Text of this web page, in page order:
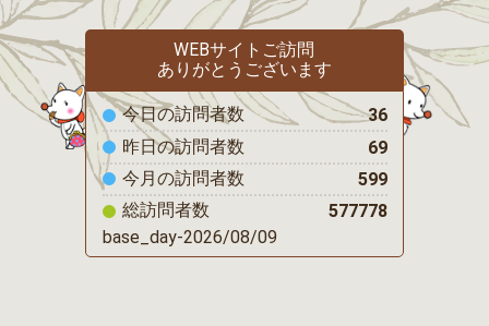
WEBサイトご訪問
ありがとうございます